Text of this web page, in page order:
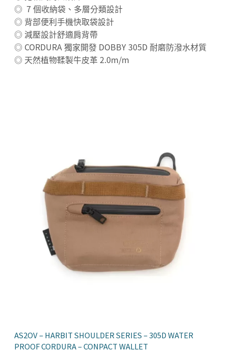
◎ 7 個收納袋、多層分類設計
◎ 背部便利手機快取袋設計
◎ 減壓設計舒適肩背帶
◎ CORDURA 獨家開發 DOBBY 305D 耐磨防潑水材質
◎ 天然植物鞣製牛皮革 2.0m/m
AS2OV – HARBIT SHOULDER SERIES – 305D WATER
PROOF CORDURA – CONPACT WALLET